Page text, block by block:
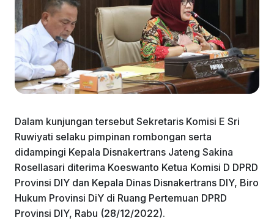
Dalam kunjungan tersebut Sekretaris Komisi E Sri
Ruwiyati selaku pimpinan rombongan serta
didampingi Kepala Disnakertrans Jateng Sakina
Rosellasari diterima Koeswanto Ketua Komisi D DPRD
Provinsi DIY dan Kepala Dinas Disnakertrans DIY, Biro
Hukum Provinsi DiY di Ruang Pertemuan DPRD
Provinsi DIY, Rabu (28/12/2022).